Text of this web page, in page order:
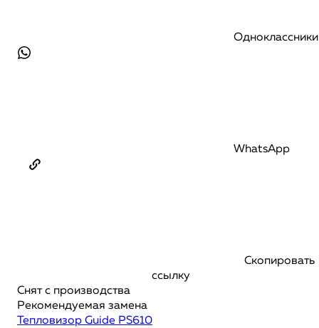
Одноклассники
WhatsApp
Скопировать
ссылку
Снят с производства
Рекомендуемая замена
Тепловизор Guide PS610